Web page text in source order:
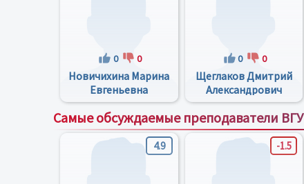
0 0
Новичихина Марина
Евгеньевна
0 0
Щеглаков Дмитрий
Александрович
Самые обсуждаемые преподаватели ВГУ
4.9 -1.5